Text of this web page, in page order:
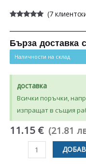
5.00от 5,
потребителски
оценки
(7
Бърза доставка
Наличности на склад
доставка
Всички поръчки,
изпращат в същия
11.15 € (21.81
количество